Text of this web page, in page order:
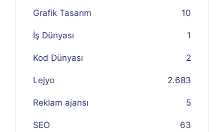
Grafik Tasarım 10
İş Dünyası 1
Kod Dünyası 2
Lejyo 2.683
Reklam ajansı 5
SEO 63